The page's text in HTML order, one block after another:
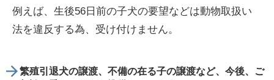
例えば、生後56日前の子犬の要望などは動物取扱い
法を違反する為、受け付けません。
繁殖引退犬の譲渡、不備の在る子の譲渡など、今後、ご